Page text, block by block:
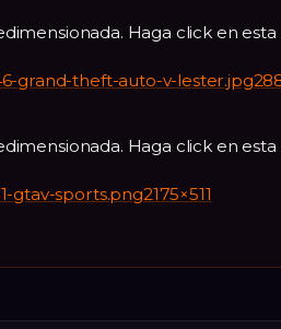
Haga click en
grand-theft-auto-v-
Haga click en
gtav-sports.png2175×511